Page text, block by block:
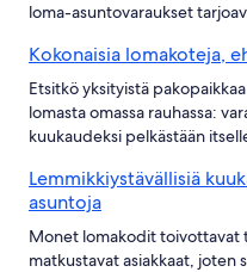
loma-asuntovaraukset
Kokonaisia lomakoteja,
Etsitkö yksityistä
lomasta omassa rauhassa:
kuukaudeksi pelkästään
Lemmikkiystävällisiä
asuntoja
Monet lomakodit toivottavat
matkustavat asiakkaat, joten